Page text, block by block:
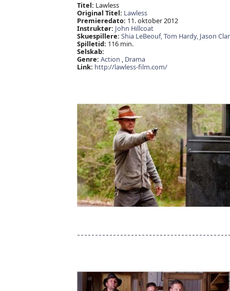
Titel: Lawless
Original Titel: Lawless
Premieredato: 11. oktober 2012
Instruktør: John Hillcoat
Skuespillere: Shia LeBeouf,Tom Hardy, Jason
Spilletid: 116 min.
Selskab:
Genre: Action , Drama
Link: http://lawless-film.com/